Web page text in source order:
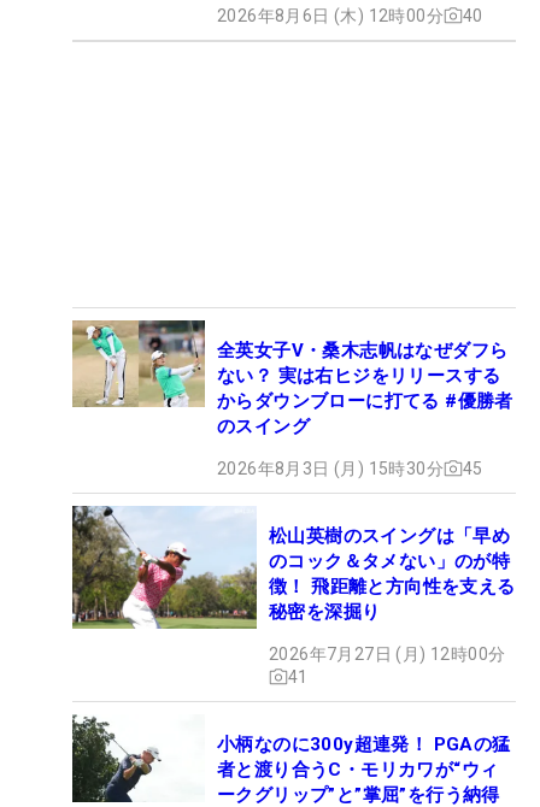
2026年8月6日 (木) 12時00分 40
全英女子V・桑木志帆はなぜダフら
ない？ 実は右ヒジをリリースする
からダウンブローに打てる #優勝者
のスイング
2026年8月3日 (月) 15時30分 45
松山英樹のスイングは「早め
のコック＆タメない」のが特
徴！ 飛距離と方向性を支える
秘密を深掘り
2026年7月27日 (月) 12時00分
41
小柄なのに300y超連発！ PGAの猛
者と渡り合うC・モリカワが“ウィ
ークグリップ”と”掌屈”を行う納得